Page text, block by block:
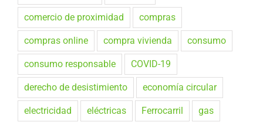
comercio de proximidad compras
compras online compra vivienda consumo
consumo responsable COVID-19
derecho de desistimiento economía circular
electricidad eléctricas Ferrocarril gas